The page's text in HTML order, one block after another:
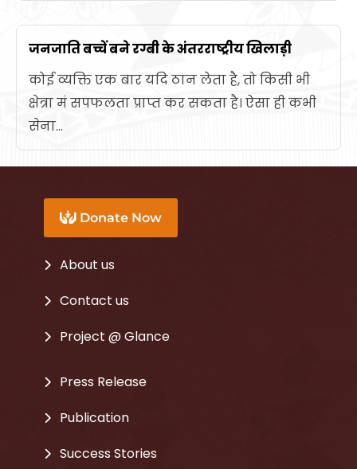
जनजाति बच्चें बने रग्बी के अंतरराष्ट्रीय खिलाड़ी
कोई व्यक्ति एक बार यदि ठान लेता है, तो किसी भी
क्षेत्रा मं सपफलता प्राप्त कर सकता है। ऐसा ही कभी
सेना...
Donate Now
About us
Contact us
Project @ Glance
Press Release
Publication
Success Stories